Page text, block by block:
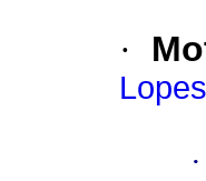
·
·